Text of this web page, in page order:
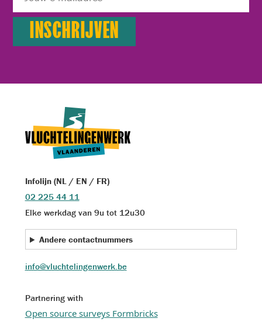
Infolijn (NL / EN / FR)
02 225 44 11
Elke werkdag van 9u tot 12u30
Andere contactnummers
info@vluchtelingenwerk.be
Partnering with
Open source surveys Formbricks